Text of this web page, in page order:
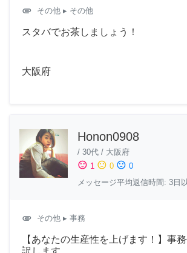
attachment その他 ▸ その他
スタバでお茶しましょう！
大阪府
Honon0908
/ 30代 / 大阪府
sentiment_satisfied 1 sentiment_neutral 0 sentiment_dissatisfied 0
メッセージ平均返信時間: 3日
attachment その他 ▸ 事務
【あなたの生産性を上げます！】事